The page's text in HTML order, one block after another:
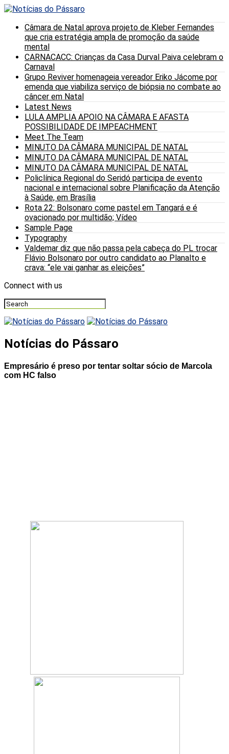
Câmara de Natal aprova projeto de Kleber Fernandes
que cria estratégia ampla de promoção da saúde
mental
CARNACACC: Crianças da Casa Durval Paiva celebram o
Carnaval
Grupo Reviver homenageia vereador Eriko Jácome por
emenda que viabiliza serviço de biópsia no combate ao
câncer em Natal
Latest News
LULA AMPLIA APOIO NA CÂMARA E AFASTA
POSSIBILIDADE DE IMPEACHMENT
Meet The Team
MINUTO DA CÂMARA MUNICIPAL DE NATAL
MINUTO DA CÂMARA MUNICIPAL DE NATAL
MINUTO DA CÂMARA MUNICIPAL DE NATAL
Policlínica Regional do Seridó participa de evento
nacional e internacional sobre Planificação da Atenção
à Saúde, em Brasília
Rota 22: Bolsonaro come pastel em Tangará e é
ovacionado por multidão; Vídeo
Sample Page
Typography
Valdemar diz que não passa pela cabeça do PL trocar
Flávio Bolsonaro por outro candidato ao Planalto e
crava: “ele vai ganhar as eleições”
Connect with us
Notícias do Pássaro
Empresário é preso por tentar soltar sócio de Marcola
com HC falso